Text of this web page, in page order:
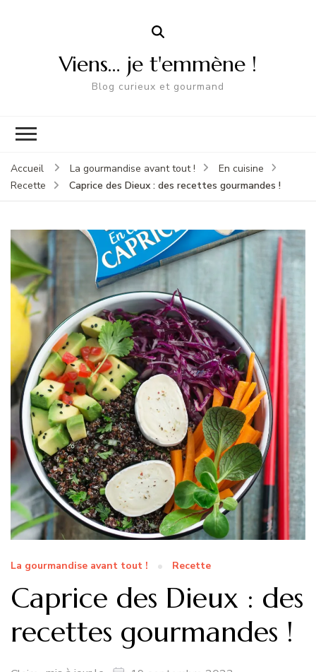
Viens… je t'emmène !
Blog curieux et gourmand
Accueil La gourmandise avant tout !
En cuisine
Recette
Caprice des Dieux : des recettes gourmandes !
La gourmandise avant tout ! Recette
Caprice des Dieux : des
recettes gourmandes !